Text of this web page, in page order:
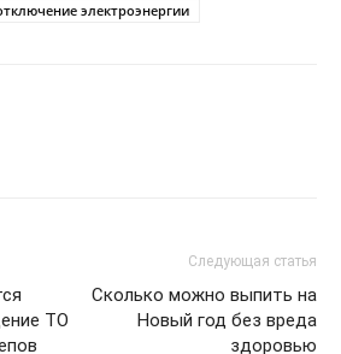
электроэнергии
ТО
Следующая статья
Сколько можно выпить на
Новый год без вреда
здоровью